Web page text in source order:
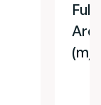
Full
(m/